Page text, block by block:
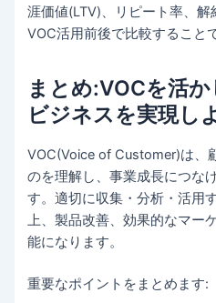
涯価値(LTV)、リピート率、解
VOC活用前後で比較すること
まとめ:VOCを活
ビジネスを実現し
VOC(Voice of Customer)は、
のを理解し、事業成長につな
す。適切に収集・分析・活用
上、製品改善、効果的なマー
能になります。
重要なポイントをまとめます: